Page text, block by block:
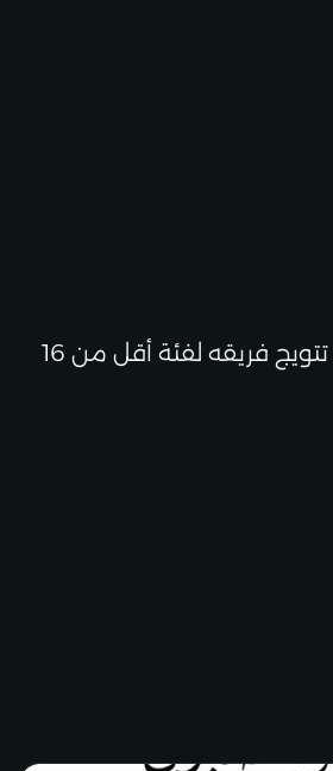
يتقدم السيد أحمد خرشي، رئيس الرابطة الوطنية لكرة القدم للهواة، بأسمى عبارات التهاني إلى نادي مولودية وهران بمناسبة تتويج فريقه لفئة أقل من 16